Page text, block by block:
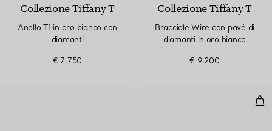
Collezione Tiffany T
Anello T1 in oro bianco con
diamanti
€ 7.750
Collezione Tiffany T
Bracciale Wire con pavé di
diamanti in oro bianco
€ 9.200